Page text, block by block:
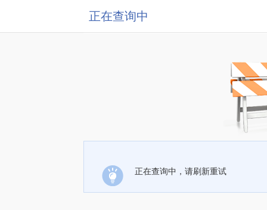
正在查询中
正在查询中，请刷新重试